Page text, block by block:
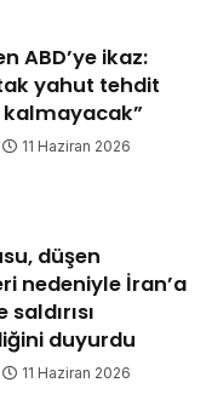
ABD’ye ikaz:
yahut tehdit
kalmayacak”
11 Haziran 2026
düşen
nedeniyle İran’a
duyurdu
11 Haziran 2026